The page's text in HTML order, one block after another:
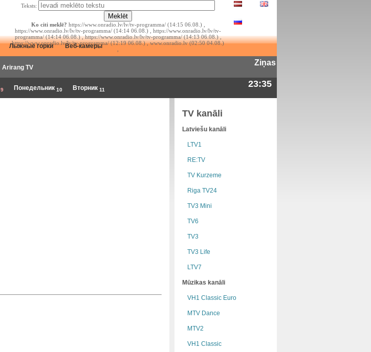
Teksts:
Ko citi meklē? https://www.onradio.lv/lv/tv-programma/ (14:15 06.08.) ,
https://www.onradio.lv/lv/tv-programma/ (14:14 06.08.) , https://www.onradio.lv/lv/tv-
programma/ (14:14 06.08.) , https://www.onradio.lv/lv/tv-programma/ (14:13 06.08.) ,
https://www.onradio.lv/lv/tv-programma/ (12:19 06.08.) , www.onradio.lv (02:50 04.08.)
Лыжные горки Веб-камеры
Arirang TV
Ziņas
9 Понедельник 10 Вторник 11
23:35
TV kanāli
Latviešu kanāli
LTV1
RE:TV
TV Kurzeme
Riga TV24
TV3 Mini
TV6
TV3
TV3 Life
LTV7
Mūzikas kanāli
VH1 Classic Euro
MTV Dance
MTV2
VH1 Classic